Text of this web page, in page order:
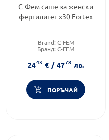
С-Фем саше за женски
фертилитет х30 Fortex
Brand: C-FEM
Бранд: C-FEM
2443 € / 4778 лв.
ПОРЪЧАЙ